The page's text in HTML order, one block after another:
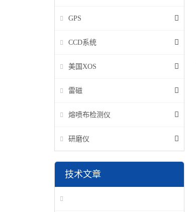
GPS
CCD系统
美国XOS
雷磁
熔喷布检测仪
研磨仪
技术文章